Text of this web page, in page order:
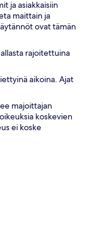
ja asiakkaisiin
maittain ja
ovat tämän
rajoitettuina
aikoina. Ajat
majoittajan
koskevien
ei koske